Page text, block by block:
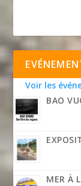
Voir les
BAO
MER À